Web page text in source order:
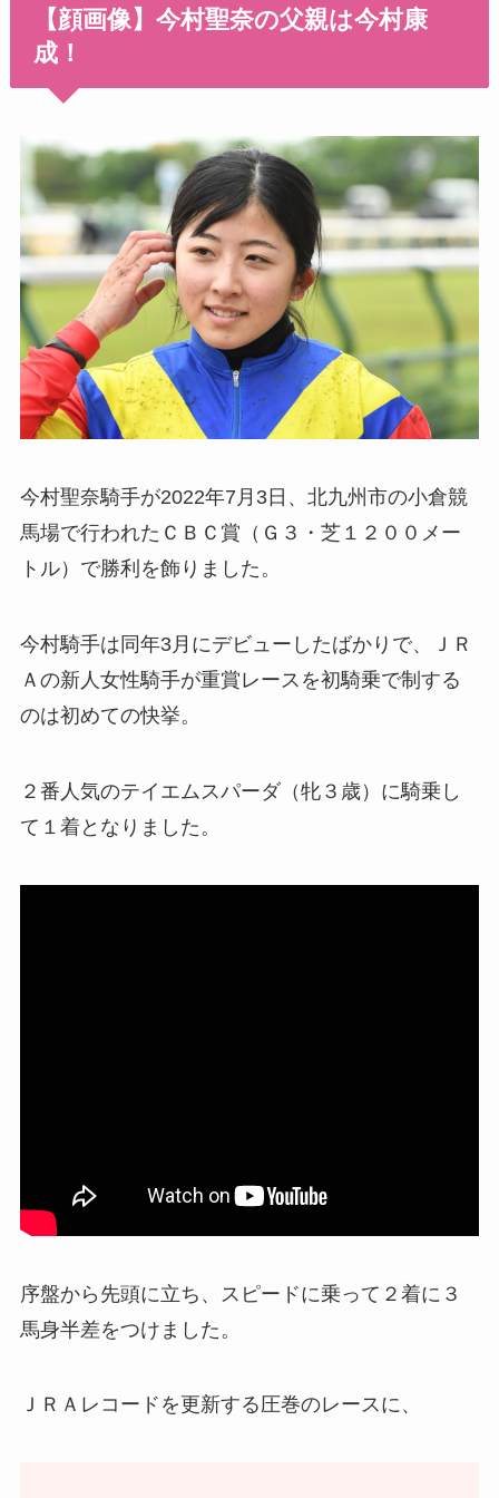
【顔画像】今村聖奈の父親は今村康
成！
今村聖奈騎手が2022年7月3日、北九州市の小倉競
馬場で行われたＣＢＣ賞（Ｇ３・芝１２００メー
トル）で勝利を飾りました。
今村騎手は同年3月にデビューしたばかりで、ＪＲ
Ａの新人女性騎手が重賞レースを初騎乗で制する
のは初めての快挙。
２番人気のテイエムスパーダ（牝３歳）に騎乗し
て１着となりました。
序盤から先頭に立ち、スピードに乗って２着に３
馬身半差をつけました。
ＪＲＡレコードを更新する圧巻のレースに、